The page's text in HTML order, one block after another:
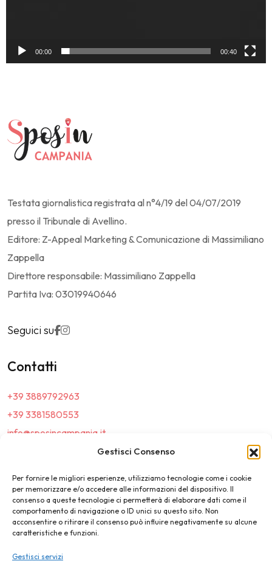
Gestisci Consenso
Per fornire le migliori esperienze, utilizziamo tecnologie come i cookie
per memorizzare e/o accedere alle informazioni del dispositivo. Il
consenso a queste tecnologie ci permetterà di elaborare dati come il
comportamento di navigazione o ID unici su questo sito. Non
acconsentire o ritirare il consenso può influire negativamente su alcune
caratteristiche e funzioni.
Gestisci servizi
00:00 00:40
Testata giornalistica registrata al n°4/19 del 04/07/2019
presso il Tribunale di Avellino.
Editore: Z-Appeal Marketing & Comunicazione di Massimiliano
Zappella
Direttore responsabile: Massimiliano Zappella
Partita Iva: 03019940646
Seguici su
Contatti
+39 3889792963
+39 3381580553
info@sposincampania.it
sposincampania@pec.it
Link
Top100
News e Tendenze
Destination Wedding